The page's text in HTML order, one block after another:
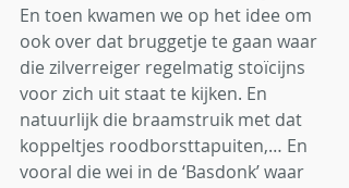
En toen kwamen we op het idee om
ook over dat bruggetje te gaan waar
die zilverreiger regelmatig stoïcijns
voor zich uit staat te kijken. En
natuurlijk die braamstruik met dat
koppeltjes roodborsttapuiten,… En
vooral die wei in de ‘Basdonk’ waar